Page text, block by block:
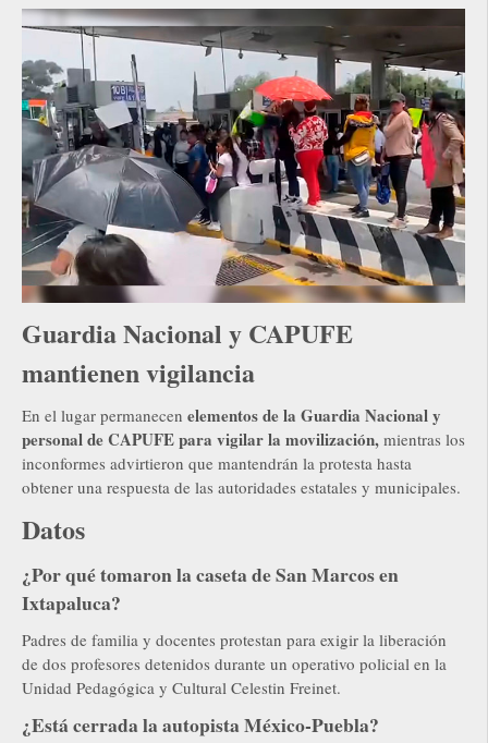
Guardia Nacional y CAPUFE
mantienen vigilancia
En el lugar permanecen elementos de la Guardia Nacional y
personal de CAPUFE para vigilar la movilización, mientras los
inconformes advirtieron que mantendrán la protesta hasta
obtener una respuesta de las autoridades estatales y municipales.
Datos
¿Por qué tomaron la caseta de San Marcos en
Ixtapaluca?
Padres de familia y docentes protestan para exigir la liberación
de dos profesores detenidos durante un operativo policial en la
Unidad Pedagógica y Cultural Celestin Freinet.
¿Está cerrada la autopista México-Puebla?